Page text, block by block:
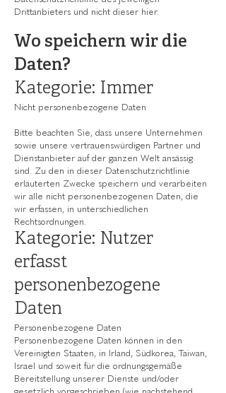
Drittanbieters und nicht dieser hier.
Wo speichern wir die
Daten?
Kategorie: Immer
Nicht personenbezogene Daten
Bitte beachten Sie, dass unsere Unternehmen
sowie unsere vertrauenswürdigen Partner und
Dienstanbieter auf der ganzen Welt ansässig
sind. Zu den in dieser Datenschutzrichtlinie
erläuterten Zwecke speichern und verarbeiten
wir alle nicht personenbezogenen Daten, die
wir erfassen, in unterschiedlichen
Rechtsordnungen.
Kategorie: Nutzer
erfasst
personenbezogene
Daten
Personenbezogene Daten
Personenbezogene Daten können in den
Vereinigten Staaten, in Irland, Südkorea, Taiwan,
Israel und soweit für die ordnungsgemäße
Bereitstellung unserer Dienste und/oder